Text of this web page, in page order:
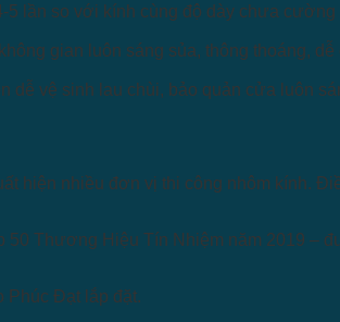
lần so với kính cùng độ dày chưa cường
gian luôn sáng sủa, thông thoáng, dễ
dễ vệ sinh lau chùi, bảo quản cửa luôn
hiện nhiều đơn vị thi công nhôm kính.
Thương Hiệu Tín Nhiệm năm 2019 –